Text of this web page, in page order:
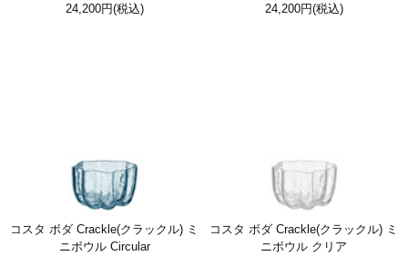
24,200円(税込)
24,200円(税込)
コスタ ボダ Crackle(クラックル) ミ
ニボウル Circular
コスタ ボダ Crackle(クラックル) ミ
ニボウル クリア